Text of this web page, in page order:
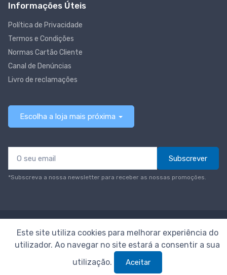
Informações Úteis
Política de Privacidade
Termos e Condições
Normas Cartão Cliente
Canal de Denúncias
Livro de reclamações
Escolha a loja mais próxima
Subscrever
*Subscreva a nossa newsletter para receber as nossas promoções.
© Todos os direitos reservadosNeomáquina
Este site utiliza cookies para melhorar experiência do
utilizador. Ao navegar no site estará a consentir a sua
utilização.
Aceitar